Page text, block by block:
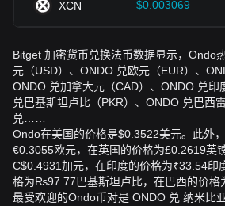
XCN $0.003069
Bitget 加密货币兑换法币数据显示，Ondo
元（USD）、ONDO 兑欧元（EUR）、
ONDO 兑加拿大元（CAD）、ONDO 兑印
兑巴基斯坦卢比（PKR）、ONDO 兑巴西
兑……
Ondo在美国的价格是$0.3522美元。此外
€0.3055欧元，在英国的价格为£0.2619英
C$0.4931加元，在印度的价格为₹33.54印
格为₨97.77巴基斯坦卢比，在巴西的价格
最受欢迎的Ondo币对是 ONDO 兑 纳米比